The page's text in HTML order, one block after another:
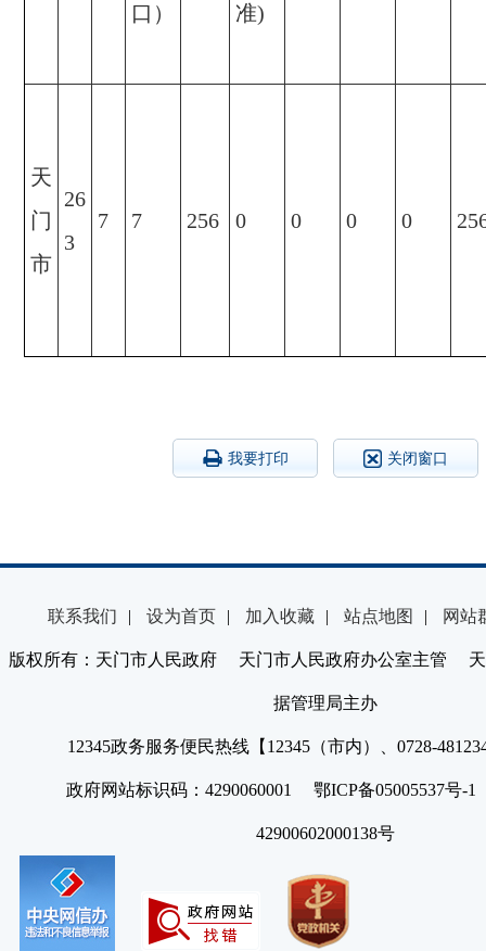
口）
准)
天
门
市
26
3
7 7 256 0 0 0 0
我要打印 关闭窗口
联系我们 | 设为首页 | 加入收藏 | 站点地图 | 网站
版权所有：天门市人民政府 天门市人民政府办公室主管 天
据管理局主办
12345政务服务便民热线【12345（市内）、0728-
政府网站标识码：4290060001 鄂ICP备05005537号
42900602000138号